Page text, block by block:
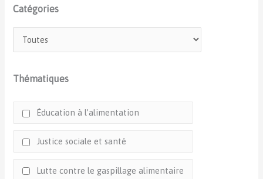
Catégories
Thématiques
Éducation à l’alimentation
Justice sociale et santé
Lutte contre le gaspillage alimentaire